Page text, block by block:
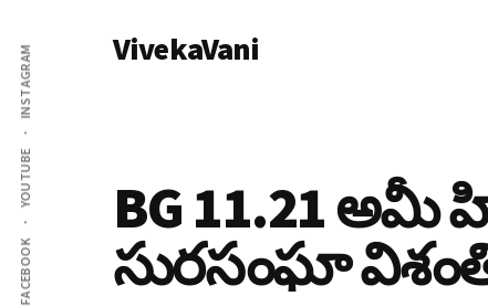
main
content
primary
sidebar
Additional
menu
FACEBOOK
YOUTUBE
INSTAGRAM VivekaVani
BG 11.21 అమీ
సురసంఘా